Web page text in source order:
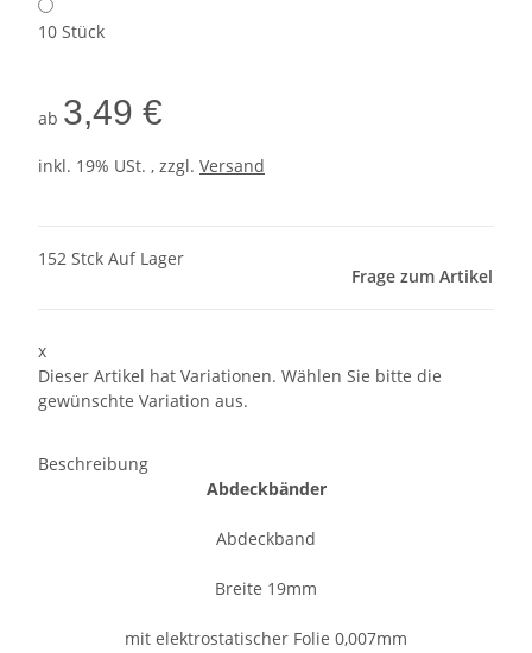
10 Stück
ab 3,49 €
inkl. 19% USt. , zzgl. Versand
152 Stck Auf Lager
Frage zum Artikel
x
Dieser Artikel hat Variationen. Wählen Sie bitte die
gewünschte Variation aus.
Beschreibung
Abdeckbänder
Abdeckband
Breite 19mm
mit elektrostatischer Folie 0,007mm